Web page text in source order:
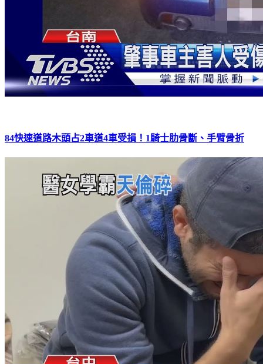
84快速道路木頭占2車道4車受損！1騎士肋骨斷、手臂骨折